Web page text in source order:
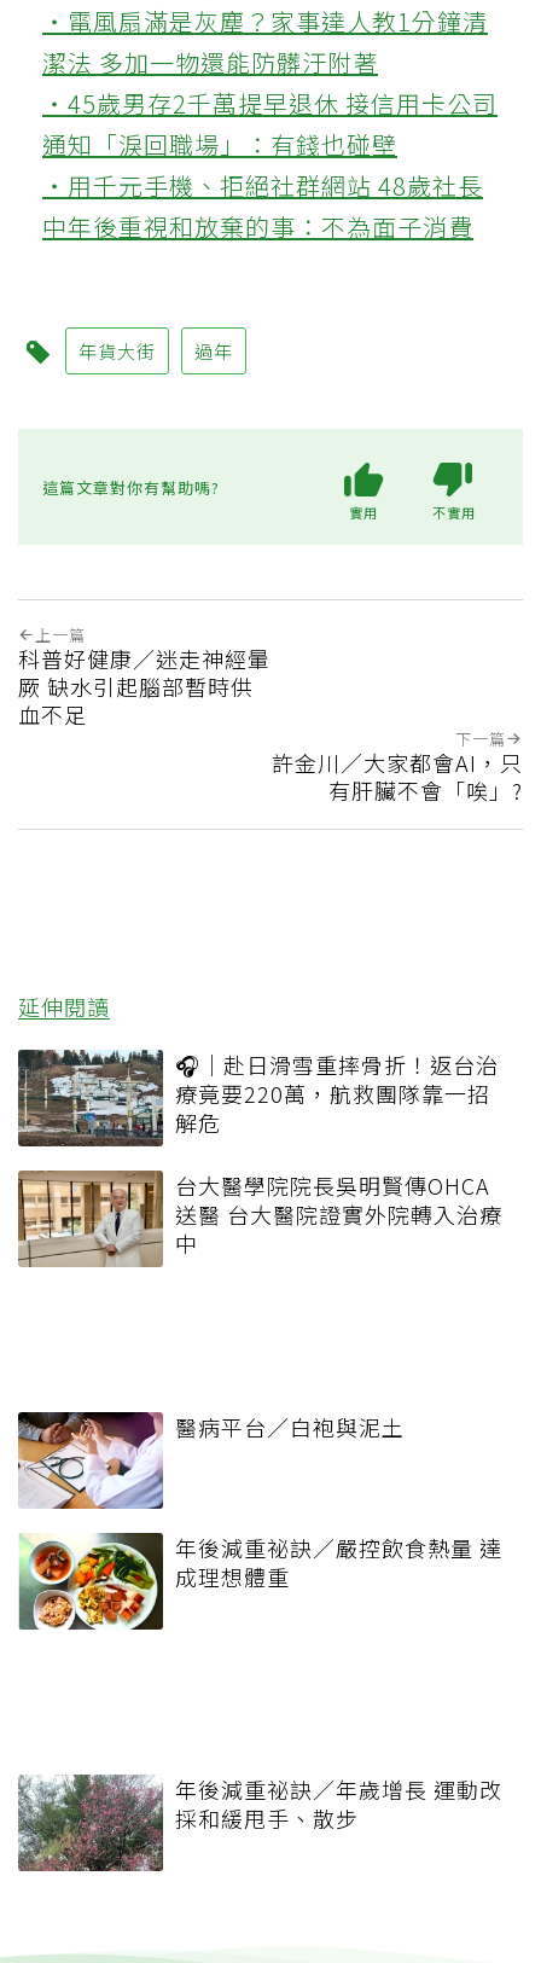
‧電風扇滿是灰塵？家事達人教1分鐘清
潔法 多加一物還能防髒汙附著
‧45歲男存2千萬提早退休 接信用卡公司
通知「淚回職場」：有錢也碰壁
‧用千元手機、拒絕社群網站 48歲社長
中年後重視和放棄的事：不為面子消費
年貨大街 過年
這篇文章對你有幫助嗎?
實用 不實用
上一篇
科普好健康／迷走神經暈
厥 缺水引起腦部暫時供
血不足
下一篇
許金川／大家都會AI，只
有肝臟不會「唉」?
延伸閱讀
🎧｜赴日滑雪重摔骨折！返台治
療竟要220萬，航救團隊靠一招
解危
台大醫學院院長吳明賢傳OHCA
送醫 台大醫院證實外院轉入治療
中
醫病平台／白袍與泥土
年後減重祕訣／嚴控飲食熱量 達
成理想體重
年後減重祕訣／年歲增長 運動改
採和緩甩手、散步